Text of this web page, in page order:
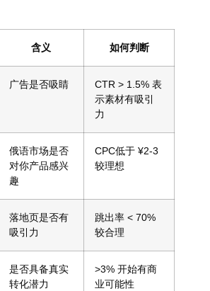
含义 如何判断
广告是否吸睛
CTR > 1.5% 表
示素材有吸引
力
俄语市场是否
对你产品感兴
趣
CPC低于 ¥2-3
较理想
落地页是否有
吸引力
跳出率 < 70%
较合理
是否具备真实
转化潜力
>3% 开始有商
业可能性